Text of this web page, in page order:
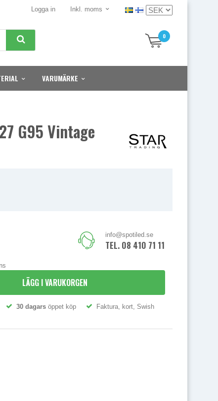
Logga in Inkl. moms
0
VARUMÄRKE
G95 Vintage
info@spotiled.se
TEL. 08 410 71 111
LÄGG I VARUKORGEN
30 dagars öppet köp Faktura, kort, Swish